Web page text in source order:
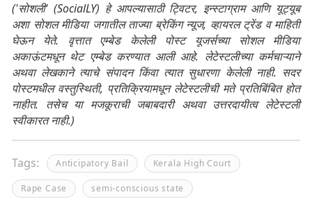
('सोशली' (SocialLY) हे आपल्यासाठी ट्विटर, इन्स्टाग्राम आणि यूट्यूब
अशा सोशल मीडिया जगातील ताज्या ब्रेकिंग न्यूज, व्हायरल ट्रेंड व माहिती
घेऊन येते. वृत्तात एम्बेड केलेली पोस्ट यूजर्सच्या सोशल मीडिया
अकाऊंटमधून थेट एम्बेड करण्यात आली आहे. लेटेस्टलीच्या कर्मचाऱ्याने
अथवा लेखकाने त्याचे संपादन किंवा त्यात सुधारणा केलेली नाही. सदर
पोस्टमधील वस्तुस्थिती, प्रतिक्रियामधून लेटेस्टलीची मते प्रतिबिंबित होत
नाहीत. तसेच या मजकूराची जबाबदारी अथवा उत्तरदायीत्व लेटेस्टली
स्वीकारत नाही.)
Tags: Anticipatory Bail Kerala High Court
Rape Case semi-conscious state